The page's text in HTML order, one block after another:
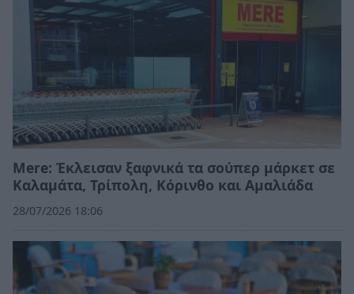
Mere: Έκλεισαν ξαφνικά τα σούπερ μάρκετ σε
Καλαμάτα, Τρίπολη, Κόρινθο και Αμαλιάδα
28/07/2026 18:06